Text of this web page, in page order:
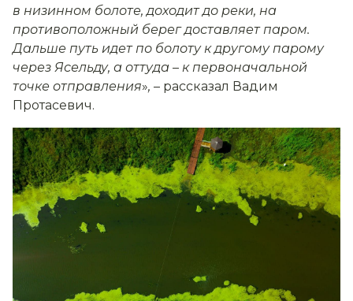
в низинном болоте, доходит до реки, на
противоположный берег доставляет паром.
Дальше путь идет по болоту к другому парому
через Ясельду, а оттуда – к первоначальной
точке отправления», – рассказал Вадим
Протасевич.